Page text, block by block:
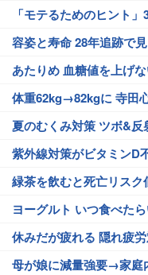
「モテるためのヒント
容姿と寿命 28年追跡で
あたりめ 血糖値を上げ
体重62kg→82kgに 寺田
夏のむくみ対策 ツボ&反
紫外線対策がビタミンD
緑茶を飲むと死亡リスク
ヨーグルト いつ食べた
休みだが疲れる 隠れ疲
母が娘に減量強要→家庭